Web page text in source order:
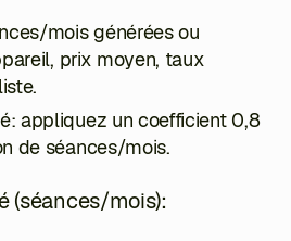
mois générées ou
prix moyen, taux
appliquez un coefficient 0,8
de séances/mois.
(séances/mois):